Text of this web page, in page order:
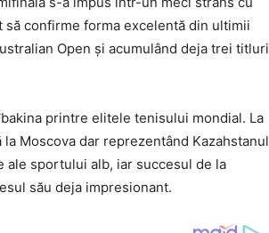
să confirme forma excelentă din ultimii
Open şi acumulând deja trei titluri
printre elitele tenisului mondial. La
Moscova dar reprezentând Kazahstanul
ale sportului alb, iar succesul de la
său deja impresionant.